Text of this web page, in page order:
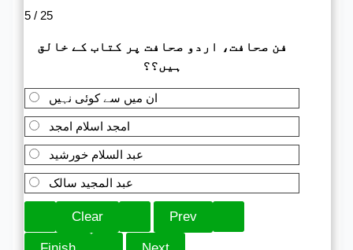
5 / 25
فن صحافت، اردو صحافت پر کتاب کے خالق
ہیں؟؟
ان میں سے کوئی نہیں
امجد اسلام امجد
عبد السلام خورشید
عبد المجید سالک